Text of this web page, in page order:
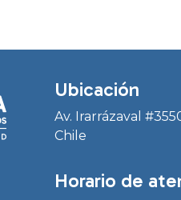
Ubicación
Av. Irarrázaval
Chile
Horario de